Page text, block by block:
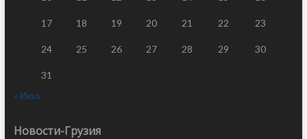
17 18 19 20 21 22 23
24 25 26 27 28 29 30
31
« Июл
Новости-Грузия